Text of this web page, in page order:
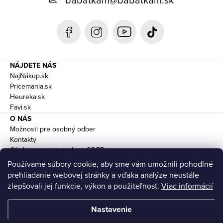
Používame súbory cookie, aby sme vám umožnili pohodlné
prehliadanie webovej stránky a vďaka analýze neustále
zlepšovali jej funkcie, výkon a použiteľnosť. Viac informácií
Nastavenie
NÁJDETE NÁS
NajNákup.sk
Pricemania,sk
Heureka.sk
Favi.sk
O NÁS
Možnosti pre osobný odber
Kontakty
Obchodne podmienky a GDPR
Doprava